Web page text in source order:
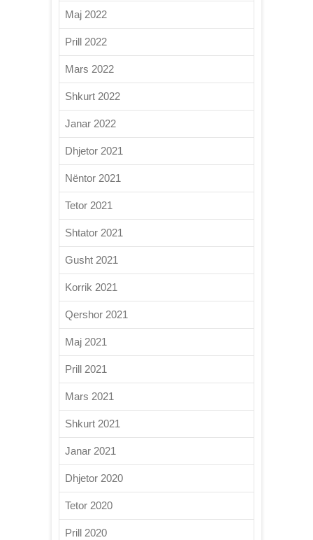
Maj 2022
Prill 2022
Mars 2022
Shkurt 2022
Janar 2022
Dhjetor 2021
Nëntor 2021
Tetor 2021
Shtator 2021
Gusht 2021
Korrik 2021
Qershor 2021
Maj 2021
Prill 2021
Mars 2021
Shkurt 2021
Janar 2021
Dhjetor 2020
Tetor 2020
Prill 2020